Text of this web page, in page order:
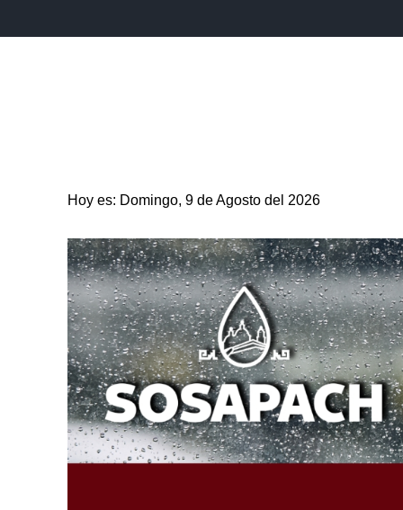
ENTRETENIMIENTO SALUD DEPORTES
Hoy es: Domingo, 9 de Agosto del 2026